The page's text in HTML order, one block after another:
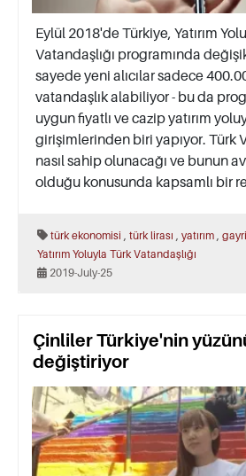
Eylül 2018'de Türkiye, Yatırım
Vatandaşlığı programında
sayede yeni alıcılar sadece
vatandaşlık alabiliyor - bu da
uygun fiyatlı ve cazip yatırım
girişimlerinden biri yapıyor. Türk
nasıl sahip olunacağı ve bunun
olduğu konusunda kapsamlı bir
türk ekonomisi türk lirası yatırım
Yatırım Yoluyla Türk Vatandaşlığı
2019-July-25
Çinliler Türkiye'nin
değiştiriyor